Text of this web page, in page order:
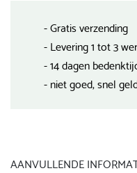
- Gratis verzending
- Levering 1 tot 3
- 14 dagen
- niet goed, snel
AANVULLENDE